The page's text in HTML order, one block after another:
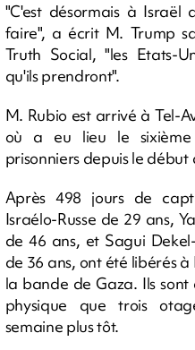
"C'est désormais à Israël
faire", a écrit M. Trump
Truth Social, "les Etats-
qu'ils prendront".
M. Rubio est arrivé à Tel-
où a eu lieu le sixième
prisonniers depuis le début
Après 498 jours de
Israélo-Russe de 29 ans,
de 46 ans, et Sagui
de 36 ans, ont été libérés
la bande de Gaza. Ils
physique que trois
semaine plus tôt.